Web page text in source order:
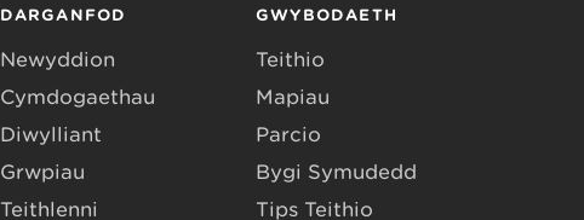
DARGANFOD
Newyddion
Cymdogaethau
Diwylliant
Grwpiau
Teithlenni
GWYBODAETH
Teithio
Mapiau
Parcio
Bygi Symudedd
Tips Teithio